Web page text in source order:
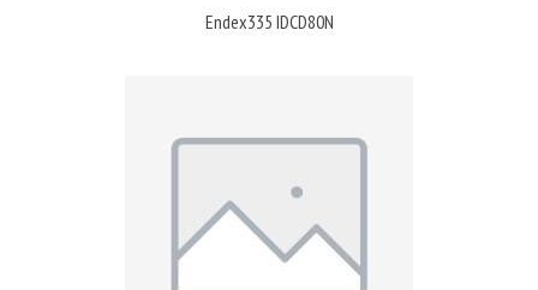
Endex335 IDCD80N